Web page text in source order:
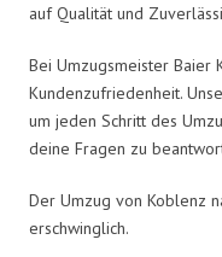
auf Qualität und
Bei Umzugsmeister
Kundenzufriedenheit.
um jeden Schritt des
deine Fragen zu
Der Umzug von Koblenz
erschwinglich.